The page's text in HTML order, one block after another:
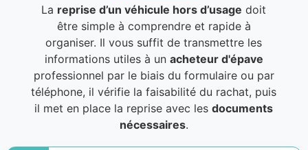
La reprise d’un véhicule hors d’usage doit
être simple à comprendre et rapide à
organiser. Il vous suffit de transmettre les
informations utiles à un acheteur d'épave
professionnel par le biais du formulaire ou par
téléphone, il vérifie la faisabilité du rachat, puis
il met en place la reprise avec lesdocuments
nécessaires.